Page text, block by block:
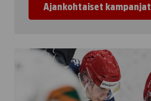
Ajankohtaiset kampanjat